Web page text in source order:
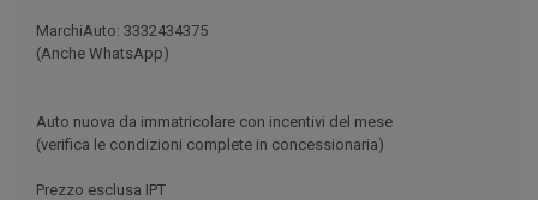
MarchiAuto: 3332434375
(Anche WhatsApp)
Auto nuova da immatricolare con incentivi del mese
(verifica le condizioni complete in concessionaria)
Prezzo esclusa IPT